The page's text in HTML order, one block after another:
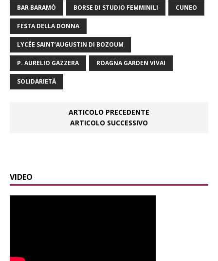
BAR BARAMÒ BORSE DI STUDIO FEMMINILI CUNEO
FESTA DELLA DONNA
LYCÉE SAINT’AUGUSTIN DI BOZOUM
P. AURELIO GAZZERA ROAGNA GARDEN VIVAI
SOLIDARIETÀ
ARTICOLO PRECEDENTE
ARTICOLO SUCCESSIVO
VIDEO